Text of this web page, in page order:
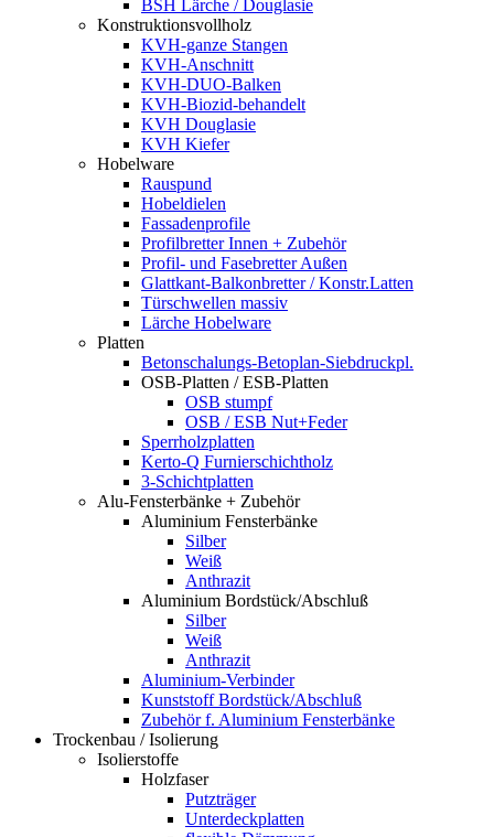
BSH Lärche / Douglasie
Konstruktionsvollholz
KVH-ganze Stangen
KVH-Anschnitt
KVH-DUO-Balken
KVH-Biozid-behandelt
KVH Douglasie
KVH Kiefer
Hobelware
Rauspund
Hobeldielen
Fassadenprofile
Profilbretter Innen + Zubehör
Profil- und Fasebretter Außen
Glattkant-Balkonbretter / Konstr.Latten
Türschwellen massiv
Lärche Hobelware
Platten
Betonschalungs-Betoplan-Siebdruckpl.
OSB-Platten / ESB-Platten
OSB stumpf
OSB / ESB Nut+Feder
Sperrholzplatten
Kerto-Q Furnierschichtholz
3-Schichtplatten
Alu-Fensterbänke + Zubehör
Aluminium Fensterbänke
Silber
Weiß
Anthrazit
Aluminium Bordstück/Abschluß
Silber
Weiß
Anthrazit
Aluminium-Verbinder
Kunststoff Bordstück/Abschluß
Zubehör f. Aluminium Fensterbänke
Trockenbau / Isolierung
Isolierstoffe
Holzfaser
Putzträger
Unterdeckplatten